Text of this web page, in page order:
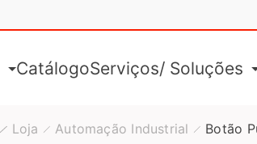
CatálogoServiços/ Soluções
Loja Automação Industrial Botão